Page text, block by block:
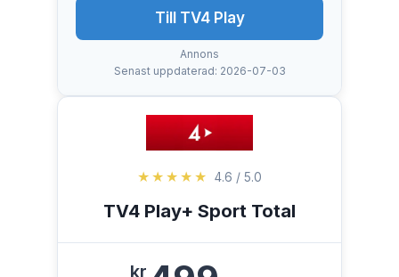
Till TV4 Play
Annons
Senast uppdaterad: 2026-07-03
★★★★★ 4.6 / 5.0
TV4 Play+ Sport Total
kr